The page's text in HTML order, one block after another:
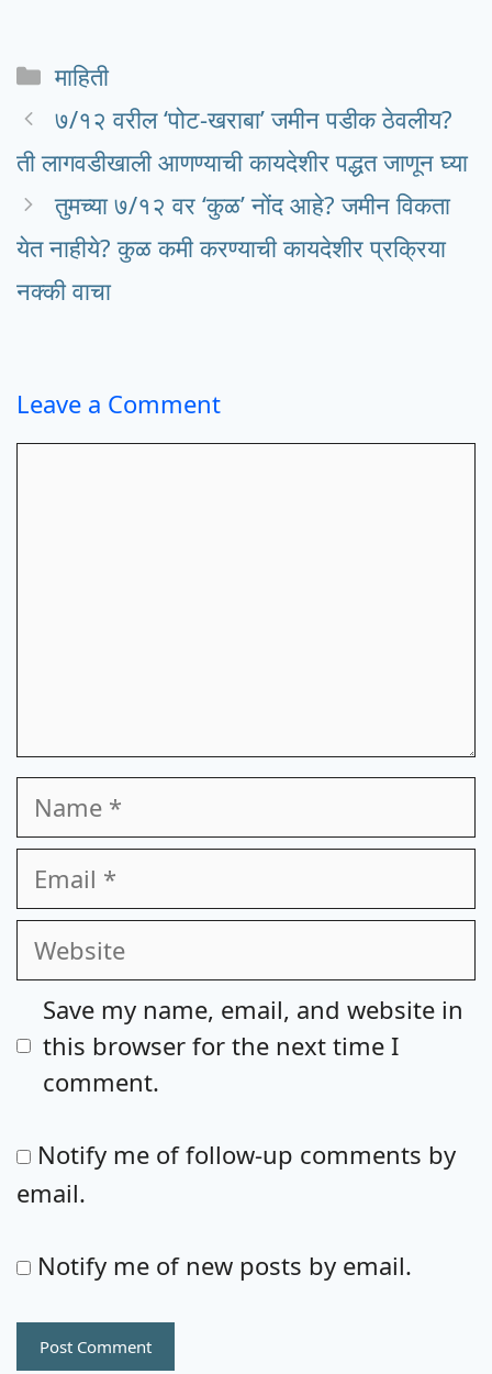
Categories
माहिती
७/१२ वरील ‘पोट-खराबा’ जमीन पडीक ठेवलीय?
ती लागवडीखाली आणण्याची कायदेशीर पद्धत जाणून घ्या
तुमच्या ७/१२ वर ‘कुळ’ नोंद आहे? जमीन विकता
येत नाहीये? कुळ कमी करण्याची कायदेशीर प्रक्रिया
नक्की वाचा
Leave a Comment
Name
Email
Website
Save my name, email, and website in
this browser for the next time I
comment.
Notify me of follow-up comments by
email.
Notify me of new posts by email.